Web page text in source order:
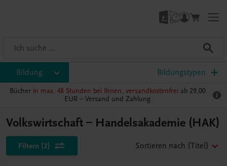
Bildung Bildungstypen
Bücher in max. 48 Stunden bei Ihnen, versandkostenfrei ab 29,00
EUR – Versand und Zahlung
Volkswirtschaft – Handelsakademie (HAK)
Filtern (2) Sortieren nach (Titel)